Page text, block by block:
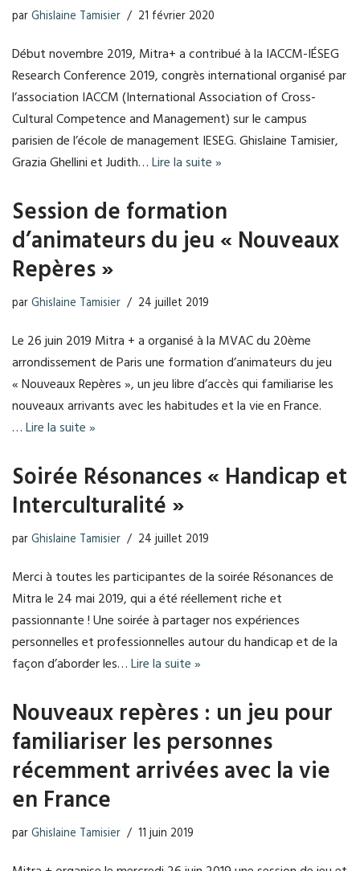
par Ghislaine Tamisier 21 février 2020
Début novembre 2019, Mitra+ a contribué à la IACCM-IÉSEG
Research Conference 2019, congrès international organisé par
l’association IACCM (International Association of Cross-
Cultural Competence and Management) sur le campus
parisien de l’école de management IESEG. Ghislaine Tamisier,
Grazia Ghellini et Judith… Lire la suite »
Session de formation
d’animateurs du jeu « Nouveaux
Repères »
par Ghislaine Tamisier 24 juillet 2019
Le 26 juin 2019 Mitra + a organisé à la MVAC du 20ème
arrondissement de Paris une formation d’animateurs du jeu
« Nouveaux Repères », un jeu libre d’accès qui familiarise les
nouveaux arrivants avec les habitudes et la vie en France.
… Lire la suite »
Soirée Résonances « Handicap et
Interculturalité »
par Ghislaine Tamisier 24 juillet 2019
Merci à toutes les participantes de la soirée Résonances de
Mitra le 24 mai 2019, qui a été réellement riche et
passionnante ! Une soirée à partager nos expériences
personnelles et professionnelles autour du handicap et de la
façon d’aborder les… Lire la suite »
Nouveaux repères : un jeu pour
familiariser les personnes
récemment arrivées avec la vie
en France
par Ghislaine Tamisier 11 juin 2019